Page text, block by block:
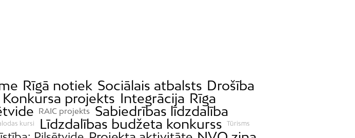
Rīgā notiek Sociālais atbalsts Drošība
Konkursa projekts Integrācija Rīga
RAIC projekts
Sabiedrības līdzdalība
kursi Līdzdalības budžeta konkurss Tūrisms